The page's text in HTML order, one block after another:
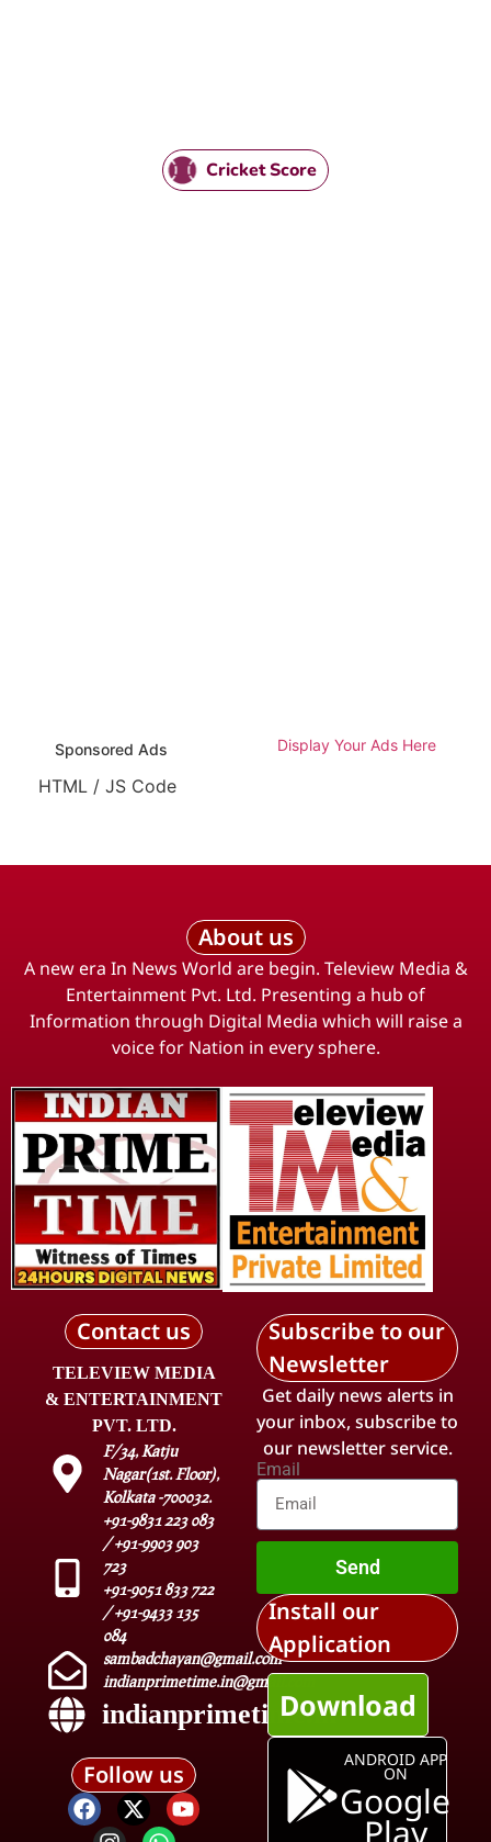
Cricket Score
Sponsored Ads Display Your Ads Here
HTML / JS Code
About us
A new era In News World are begin. Teleview Media &
Entertainment Pvt. Ltd. Presenting a hub of
Information through Digital Media which will raise a
voice for Nation in every sphere.
Contact us
TELEVIEW MEDIA
& ENTERTAINMENT
PVT. LTD.
F/34, Katju
Nagar(1st. Floor),
Kolkata -700032.
+91-9831 223 083
/ +91-9903 903
723
+91-9051 833 722
/ +91-9433 135
084
sambadchayan@gmail.com
indianprimetime.in@gmail.com
indianprimetime.in
Follow us
Subscribe to our
Newsletter
Get daily news alerts in
your inbox, subscribe to
our newsletter service.
Email
Send
Install our
Application
Download
ANDROID APP
ON
Google
Play